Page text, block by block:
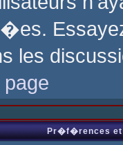
les
Pr�f�rences et